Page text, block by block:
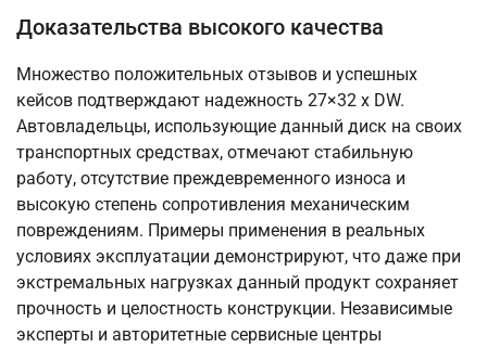
Доказательства высокого качества
Множество положительных отзывов и успешных
кейсов подтверждают надежность 27×32 x DW.
Автовладельцы, использующие данный диск на своих
транспортных средствах, отмечают стабильную
работу, отсутствие преждевременного износа и
высокую степень сопротивления механическим
повреждениям. Примеры применения в реальных
условиях эксплуатации демонстрируют, что даже при
экстремальных нагрузках данный продукт сохраняет
прочность и целостность конструкции. Независимые
эксперты и авторитетные сервисные центры